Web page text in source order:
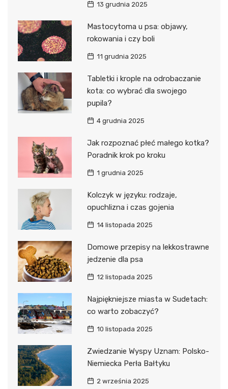
13 grudnia 2025
Mastocytoma u psa: objawy,
rokowania i czy boli
11 grudnia 2025
Tabletki i krople na odrobaczanie
kota: co wybrać dla swojego
pupila?
4 grudnia 2025
Jak rozpoznać płeć małego kotka?
Poradnik krok po kroku
1 grudnia 2025
Kolczyk w języku: rodzaje,
opuchlizna i czas gojenia
14 listopada 2025
Domowe przepisy na lekkostrawne
jedzenie dla psa
12 listopada 2025
Najpiękniejsze miasta w Sudetach:
co warto zobaczyć?
10 listopada 2025
Zwiedzanie Wyspy Uznam: Polsko-
Niemiecka Perła Bałtyku
2 września 2025